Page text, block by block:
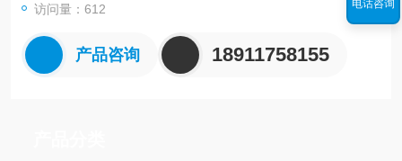
5.在室温或适当加温即可进行清洗。
访问量：612
产品咨询 18911758155
电话咨询